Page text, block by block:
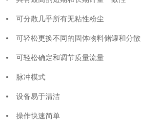
• 可分散几乎所有无粘性粉尘
• 可轻松更换不同的固体物料储罐和分
• 可轻松确定和调节质量流量
• 脉冲模式
• 设备易于清洁
• 操作快速简单